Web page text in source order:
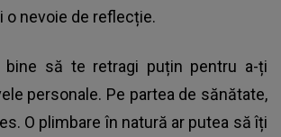
o nevoie de reflecție.
bine să te retragi puțin pentru a-ți
personale. Pe partea de sănătate,
O plimbare în natură ar putea să îți